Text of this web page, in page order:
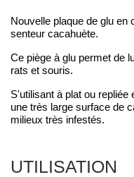
Nouvelle plaque de glu en
senteur cacahuète.
Ce piège à glu permet de
rats et souris.
S'utilisant à plat ou repliée
une très large surface de
milieux très infestés.
UTILISATION